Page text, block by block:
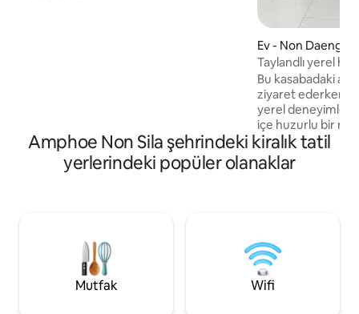
Ev - Non Daeng
Taylandlı yerel
Bu kasabadaki
ziyaret ederken
yerel deneyimleri
içe huzurlu bir
arabayla 40
arabayla 5 -10
Amphoe Non Sila şehrindeki kiralık tatil
yerlerindeki popüler olanaklar
Mutfak Wifi